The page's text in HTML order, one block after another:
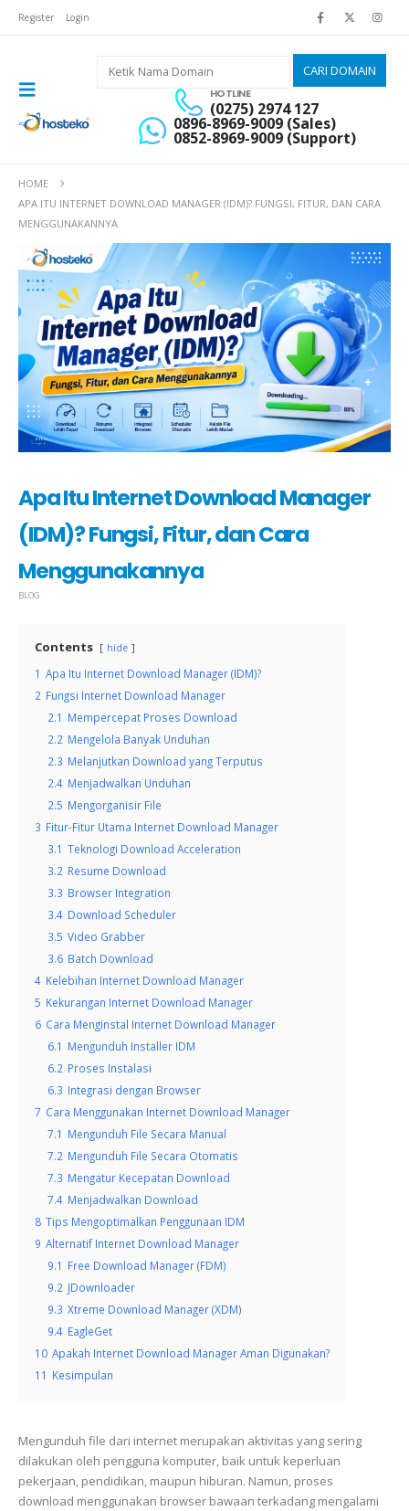
Register Login
HOTLINE
(0275) 2974 127
0896-8969-9009 (Sales)
0852-8969-9009 (Support)
HOME
APA ITU INTERNET DOWNLOAD MANAGER (IDM)? FUNGSI, FITUR, DAN CARA
MENGGUNAKANNYA
Apa Itu Internet Download Manager
(IDM)? Fungsi, Fitur, dan Cara
Menggunakannya
BLOG
Contents hide
1 Apa Itu Internet Download Manager (IDM)?
2 Fungsi Internet Download Manager
2.1 Mempercepat Proses Download
2.2 Mengelola Banyak Unduhan
2.3 Melanjutkan Download yang Terputus
2.4 Menjadwalkan Unduhan
2.5 Mengorganisir File
3 Fitur-Fitur Utama Internet Download Manager
3.1 Teknologi Download Acceleration
3.2 Resume Download
3.3 Browser Integration
3.4 Download Scheduler
3.5 Video Grabber
3.6 Batch Download
4 Kelebihan Internet Download Manager
5 Kekurangan Internet Download Manager
6 Cara Menginstal Internet Download Manager
6.1 Mengunduh Installer IDM
6.2 Proses Instalasi
6.3 Integrasi dengan Browser
7 Cara Menggunakan Internet Download Manager
7.1 Mengunduh File Secara Manual
7.2 Mengunduh File Secara Otomatis
7.3 Mengatur Kecepatan Download
7.4 Menjadwalkan Download
8 Tips Mengoptimalkan Penggunaan IDM
9 Alternatif Internet Download Manager
9.1 Free Download Manager (FDM)
9.2 JDownloader
9.3 Xtreme Download Manager (XDM)
9.4 EagleGet
10 Apakah Internet Download Manager Aman Digunakan?
11 Kesimpulan
Mengunduh file dari internet merupakan aktivitas yang sering
dilakukan oleh pengguna komputer, baik untuk keperluan
pekerjaan, pendidikan, maupun hiburan. Namun, proses
download menggunakan browser bawaan terkadang mengalami